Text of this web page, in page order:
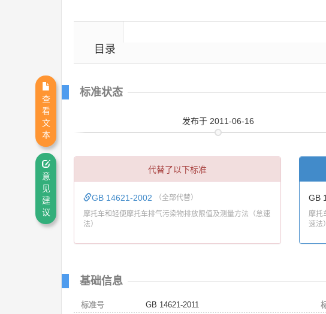
目录
标准状态
发布于 2011-06-16
代替了以下标准
GB 14621-2002 （全部代替）
摩托车和轻便摩托车排气污染物排放限值及测量方法（怠速
法）
GB
摩托
速法）
基础信息
标准号
GB 14621-2011
查
看
文
本
意
见
建
议